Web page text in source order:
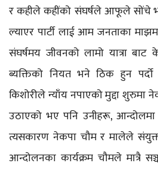
र कहीले कहींको संघर्षले आफूले सोंचे
ल्याएर पार्टी लाई आम जनताका
संघर्षमय जीवनको लामो यात्रा बाट
ब्यक्तिको नियत भने ठिक हुन
किशोरीले न्याँय नपाएको मुद्दा शुरुमा
उठाएको भए पनि उनीहरू,
त्यसकारण नेकपा चौम र मालेले
आन्दोलनका कार्यक्रम चौमले मात्रै